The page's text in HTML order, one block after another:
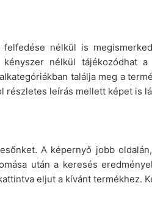
nélkül is
nélkül tájékozódhat
találja meg a
leírás mellett képet is
A képernyő jobb
után a keresés
eljut a kívánt termékhez.